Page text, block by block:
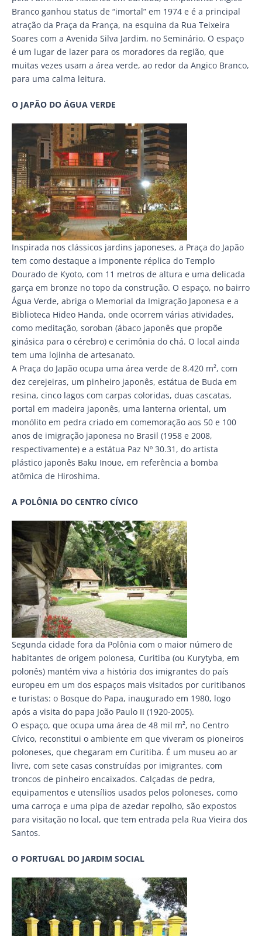
Branco ganhou status de “imortal” em 1974 e é a principal
atração da Praça da França, na esquina da Rua Teixeira
Soares com a Avenida Silva Jardim, no Seminário. O espaço
é um lugar de lazer para os moradores da região, que
muitas vezes usam a área verde, ao redor da Angico Branco,
para uma calma leitura.
O JAPÃO DO ÁGUA VERDE
Inspirada nos clássicos jardins japoneses, a Praça do Japão
tem como destaque a imponente réplica do Templo
Dourado de Kyoto, com 11 metros de altura e uma delicada
garça em bronze no topo da construção. O espaço, no bairro
Água Verde, abriga o Memorial da Imigração Japonesa e a
Biblioteca Hideo Handa, onde ocorrem várias atividades,
como meditação, soroban (ábaco japonês que propõe
ginásica para o cérebro) e cerimônia do chá. O local ainda
tem uma lojinha de artesanato.
A Praça do Japão ocupa uma área verde de 8.420 m², com
dez cerejeiras, um pinheiro japonês, estátua de Buda em
resina, cinco lagos com carpas coloridas, duas cascatas,
portal em madeira japonês, uma lanterna oriental, um
monólito em pedra criado em comemoração aos 50 e 100
anos de imigração japonesa no Brasil (1958 e 2008,
respectivamente) e a estátua Paz Nº 30.31, do artista
plástico japonês Baku Inoue, em referência a bomba
atômica de Hiroshima.
A POLÔNIA DO CENTRO CÍVICO
Segunda cidade fora da Polônia com o maior número de
habitantes de origem polonesa, Curitiba (ou Kurytyba, em
polonês) mantém viva a história dos imigrantes do país
europeu em um dos espaços mais visitados por curitibanos
e turistas: o Bosque do Papa, inaugurado em 1980, logo
após a visita do papa João Paulo II (1920-2005).
O espaço, que ocupa uma área de 48 mil m², no Centro
Cívico, reconstitui o ambiente em que viveram os pioneiros
poloneses, que chegaram em Curitiba. É um museu ao ar
livre, com sete casas construídas por imigrantes, com
troncos de pinheiro encaixados. Calçadas de pedra,
equipamentos e utensílios usados pelos poloneses, como
uma carroça e uma pipa de azedar repolho, são expostos
para visitação no local, que tem entrada pela Rua Vieira dos
Santos.
O PORTUGAL DO JARDIM SOCIAL